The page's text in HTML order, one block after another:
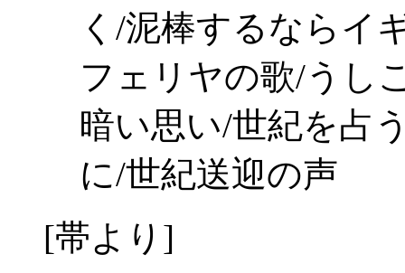
く/泥棒するならイ
フェリヤの歌/うし
暗い思い/世紀を占
に/世紀送迎の声
[帯より]